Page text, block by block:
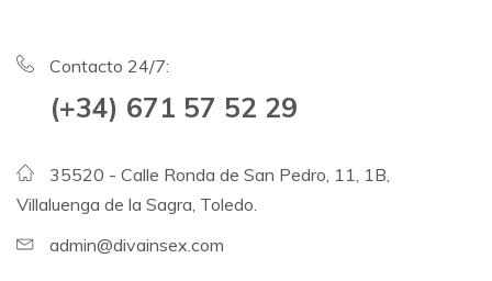
Contacto 24/7:
(+34) 671 57 52 29
35520 - Calle Ronda de San Pedro, 11, 1B,
Villaluenga de la Sagra, Toledo.
admin@divainsex.com